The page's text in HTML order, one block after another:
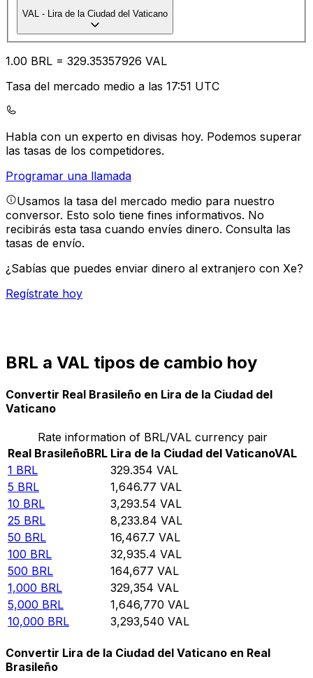
VAL - Lira de la Ciudad del Vaticano
1.00 BRL = 329.35357926 VAL
Tasa del mercado medio a las 17:51 UTC
Habla con un experto en divisas hoy. Podemos superar
las tasas de los competidores.
Programar una llamada
Usamos la tasa del mercado medio para nuestro
conversor. Esto solo tiene fines informativos. No
recibirás esta tasa cuando envíes dinero. Consulta las
tasas de envío.
¿Sabías que puedes enviar dinero al extranjero con Xe?
Regístrate hoy
BRL a VAL tipos de cambio hoy
Convertir Real Brasileño en Lira de la Ciudad del
Vaticano
Rate information of BRL/VAL currency pair
Real BrasileñoBRL Lira de la Ciudad del VaticanoVAL
1 BRL 329.354 VAL
5 BRL 1,646.77 VAL
10 BRL 3,293.54 VAL
25 BRL 8,233.84 VAL
50 BRL 16,467.7 VAL
100 BRL 32,935.4 VAL
500 BRL 164,677 VAL
1,000 BRL 329,354 VAL
5,000 BRL 1,646,770 VAL
10,000 BRL 3,293,540 VAL
Convertir Lira de la Ciudad del Vaticano en Real
Brasileño